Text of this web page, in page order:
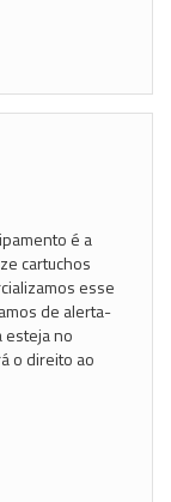
é a
cartuchos
esse
de alerta-
esteja no
o direito ao